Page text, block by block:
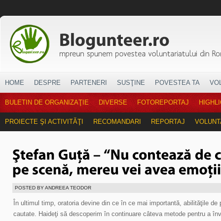
HOME DESPRE PARTENERI SUSŢINE POVESTEA TA
BULETIN DE ORGANIZAŢIE DIVERSE FOTOREPORTAJ
PROIECTE ŞI ACTIVITĂŢI RECOMANDARI REPORTAJ
POSTED BY ANDREEA TEODOR
În ultimul timp, oratoria devine din ce în ce mai importantă, abilităţile
cautate. Haideţi să descoperim în continuare câteva metode pentru a